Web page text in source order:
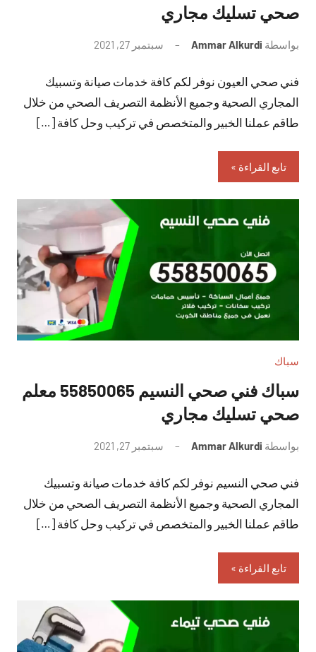
صحي تسليك مجاري
بواسطة Ammar Alkurdi سبتمبر 27, 2021
تعليقات
فني صحي العيون نوفر لكم كافة خدمات صيانة وتسبيك
المجاري الصحية وجميع الأنظمة التصريف الصحي من خلال
طاقم عملنا الخبير والمتخصص في تركيب وحل كافة […]
تابع القراءة
سباك
سباك فني صحي النسيم 55850065 معلم
صحي تسليك مجاري
بواسطة Ammar Alkurdi سبتمبر 27, 2021
تعليقات
فني صحي النسيم نوفر لكم كافة خدمات صيانة وتسبيك
المجاري الصحية وجميع الأنظمة التصريف الصحي من خلال
طاقم عملنا الخبير والمتخصص في تركيب وحل كافة […]
تابع القراءة